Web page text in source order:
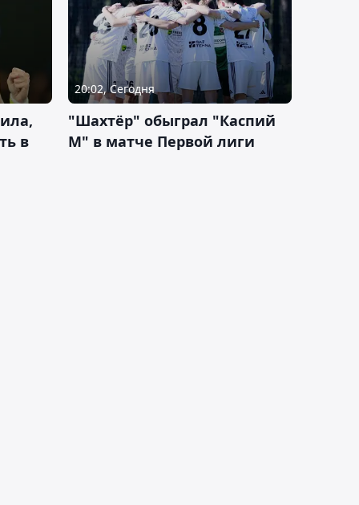
в
20:02, Сегодня
"Шахтёр" обыграл "Каспий
М" в матче Первой лиги